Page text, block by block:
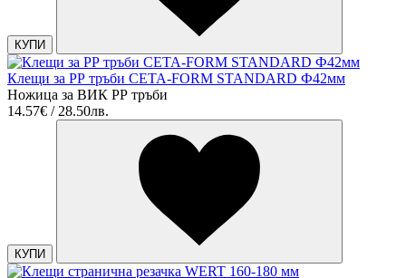
КУПИ
Клещи за РР тръби CЕTA-FORM STANDARD Ф42мм
Ножица за ВИК РР тръби
14.57€ / 28.50лв.
КУПИ